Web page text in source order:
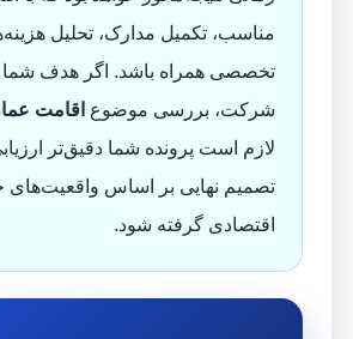
مناسب، تکمیل مدارک، تحلیل
تخصصی همراه باشد. اگر هدف شما
شرکت، بررسی موضوع اقامت
لازم است پرونده شما دقیق‌تر
تصمیم نهایی بر اساس واقعیت‌های
اقتصادی گرفته شود.